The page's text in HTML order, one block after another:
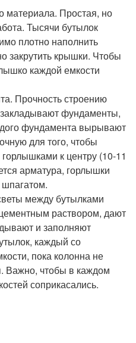
материала. Простая, но
Тысячи бутылок
плотно наполнить
закрутить крышки. Чтобы
каждой емкости
Прочность строению
фундаменты,
фундамента вырывают
для того, чтобы
к центру (10-11
арматура, горлышки
между бутылками
раствором, дают
и заполняют
каждый со
пока колонна не
Важно, чтобы в каждом
соприкасались.